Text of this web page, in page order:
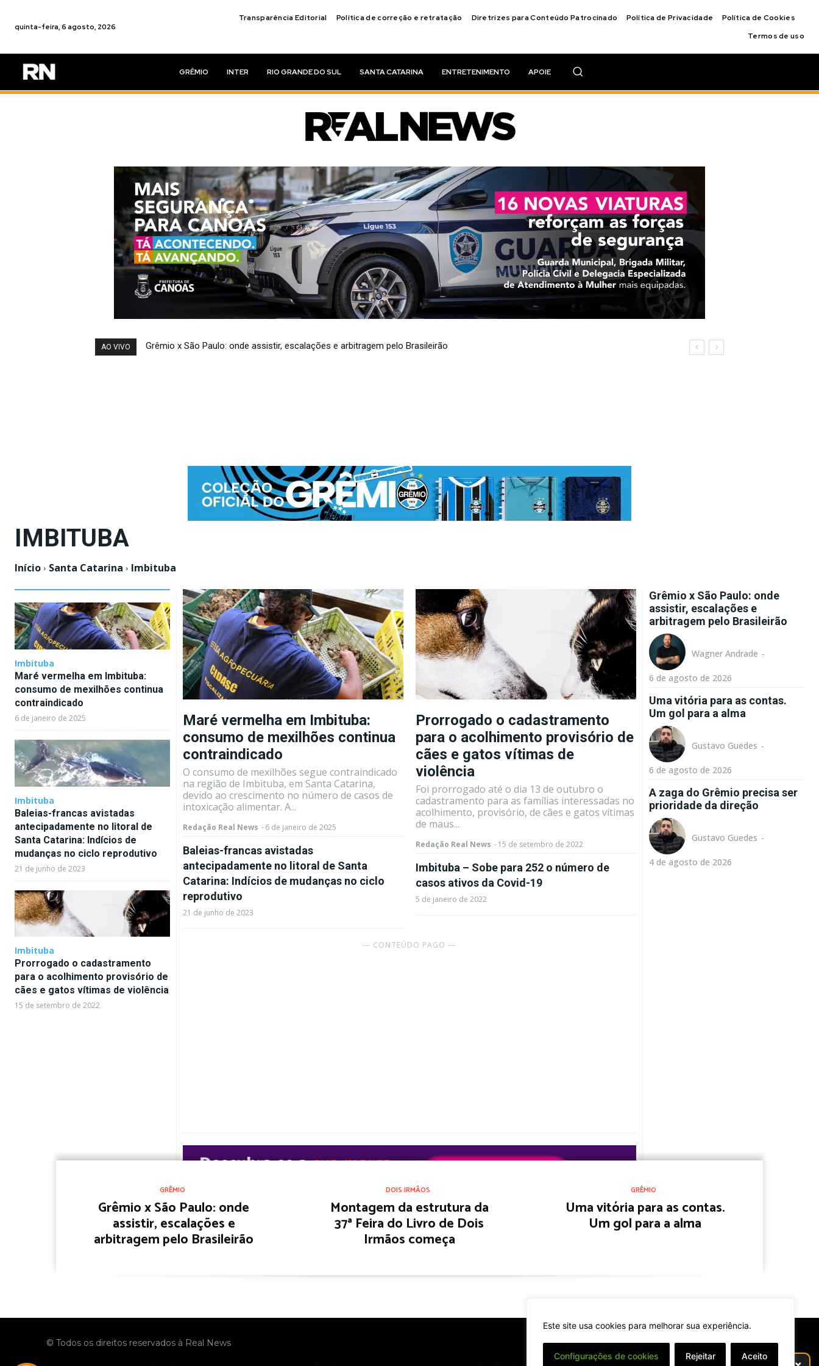
Este site usa cookies para melhorar sua experiência.
Configurações de cookies Rejeitar Aceito
quinta-feira, 6 agosto, 2026
Transparência Editorial Política de correção e retratação Diretrizes para Conteúdo Patrocinado Política de Privacidade
Política de Cookies
Termos de uso
GRÊMIO INTER RIO GRANDE DO SUL SANTA CATARINA ENTRETENIMENTO APOIE
AO VIVO Grêmio x São Paulo: onde assistir, escalações e arbitragem pelo Brasileirão
Montagem da estrutura da 37ª Feira do Livro de Dois Irmãos começa
IMBITUBA
Início Santa Catarina Imbituba
Imbituba
Maré vermelha em Imbituba:
consumo de mexilhões continua
contraindicado
6 de janeiro de 2025
Imbituba
Baleias-francas avistadas
antecipadamente no litoral de
Santa Catarina: Indícios de
mudanças no ciclo reprodutivo
21 de junho de 2023
Imbituba
Prorrogado o cadastramento
para o acolhimento provisório de
cães e gatos vítimas de violência
15 de setembro de 2022
Maré vermelha em Imbituba:
consumo de mexilhões continua
contraindicado
O consumo de mexilhões segue contraindicado
na região de Imbituba, em Santa Catarina,
devido ao crescimento no número de casos de
intoxicação alimentar. A...
Redação Real News -6 de janeiro de 2025
Baleias-francas avistadas
antecipadamente no litoral de Santa
Catarina: Indícios de mudanças no ciclo
reprodutivo
21 de junho de 2023
Prorrogado o cadastramento
para o acolhimento provisório de
cães e gatos vítimas de
violência
Foi prorrogado até o dia 13 de outubro o
cadastramento para as famílias interessadas no
acolhimento, provisório, de cães e gatos vítimas
de maus...
Redação Real News -15 de setembro de 2022
Imbituba – Sobe para 252 o número de
casos ativos da Covid-19
5 de janeiro de 2022
― CONTEÚDO PAGO ―
Grêmio x São Paulo: onde
assistir, escalações e
arbitragem pelo Brasileirão
Wagner Andrade -
6 de agosto de 2026
Uma vitória para as contas.
Um gol para a alma
Gustavo Guedes -
6 de agosto de 2026
A zaga do Grêmio precisa ser
prioridade da direção
Gustavo Guedes -
4 de agosto de 2026
GRÊMIO
Grêmio x São Paulo: onde
assistir, escalações e
arbitragem pelo Brasileirão
DOIS IRMÃOS
Montagem da estrutura da
37ª Feira do Livro de Dois
Irmãos começa
GRÊMIO
Uma vitória para as contas.
Um gol para a alma
© Todos os direitos reservados à Real News
⌄